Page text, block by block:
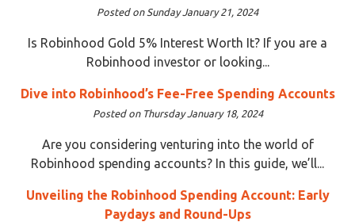
Posted on Sunday January 21, 2024
Is Robinhood Gold 5% Interest Worth It? If you are a
Robinhood investor or looking...
Dive into Robinhood’s Fee-Free Spending Accounts
Posted on Thursday January 18, 2024
Are you considering venturing into the world of
Robinhood spending accounts? In this guide, we’ll...
Unveiling the Robinhood Spending Account: Early
Paydays and Round-Ups